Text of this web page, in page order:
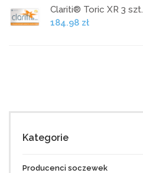
Clariti® Toric XR 3 szt.
184.98 zł
Kategorie
Producenci soczewek